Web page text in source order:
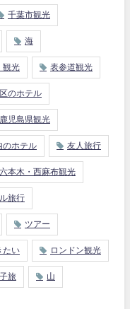
千葉市観光
海
観光 表参道観光
のホテル
鹿児島県観光
のホテル 友人旅行
六本木・西麻布観光
旅行
ツアー
たい ロンドン観光
旅 山